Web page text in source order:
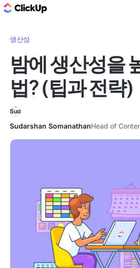
생산성
밤에 생산성을
법? (팁과 전략)
Sudarshan SomanathanHead of